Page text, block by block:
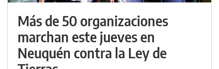
Más de 50 organizaciones
marchan este jueves en
Neuquén contra la Ley de